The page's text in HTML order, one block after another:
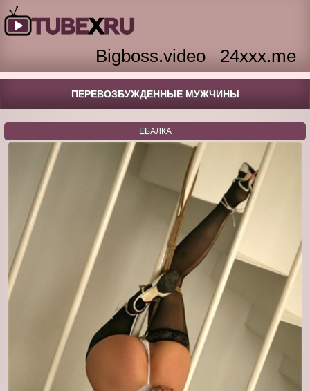
Bigboss.video 24xxx.me
ПЕРЕВОЗБУЖДЕННЫЕ МУЖЧИНЫ
ЕБАЛКА